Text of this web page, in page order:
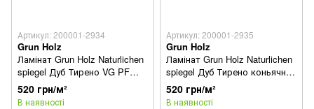
Артикул: 200001-2934
Grun Holz
Ламінат Grun Holz Naturlichen
spiegel Дуб Тирено VG PF
92501-8
520 грн/м²
В наявності
Артикул: 200001-2935
Grun Holz
Ламінат Grun Holz Naturlichen
spiegel Дуб Тирено коньячний
VG PF 92502-8
520 грн/м²
В наявності